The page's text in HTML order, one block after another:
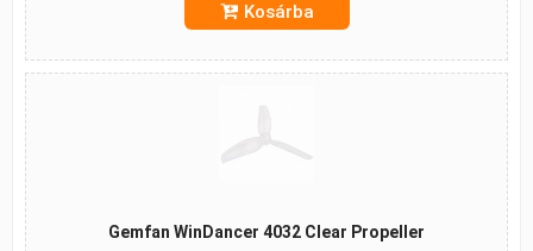
Kosárba
Gemfan WinDancer 4032 Clear Propeller